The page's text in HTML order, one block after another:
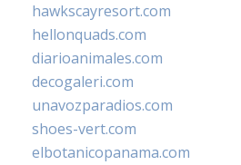
hawkscayresort.com
hellonquads.com
diarioanimales.com
decogaleri.com
unavozparadios.com
shoes-vert.com
elbotanicopanama.com